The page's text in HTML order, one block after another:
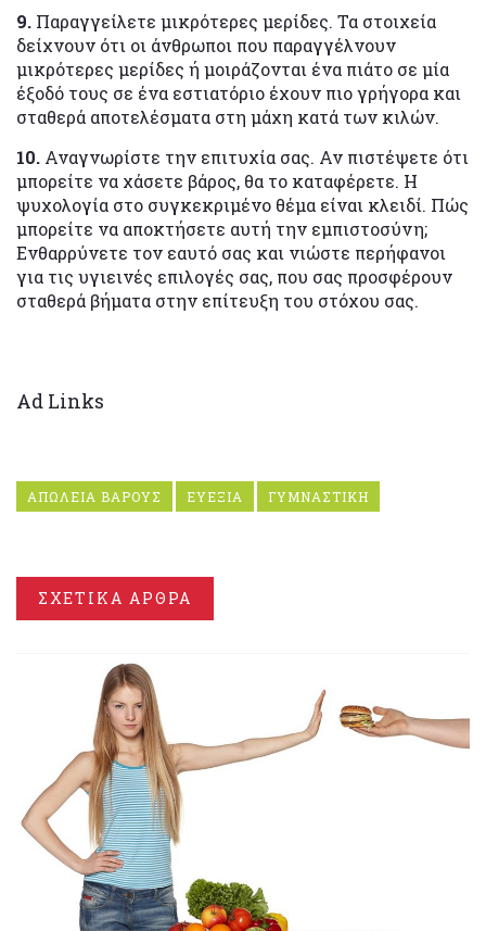
9. Παραγγείλετε μικρότερες μερίδες. Τα στοιχεία
δείχνουν ότι οι άνθρωποι που παραγγέλνουν
μικρότερες μερίδες ή μοιράζονται ένα πιάτο σε μία
έξοδό τους σε ένα εστιατόριο έχουν πιο γρήγορα και
σταθερά αποτελέσματα στη μάχη κατά των κιλών.
10. Αναγνωρίστε την επιτυχία σας. Αν πιστέψετε ότι
μπορείτε να χάσετε βάρος, θα το καταφέρετε. Η
ψυχολογία στο συγκεκριμένο θέμα είναι κλειδί. Πώς
μπορείτε να αποκτήσετε αυτή την εμπιστοσύνη;
Ενθαρρύνετε τον εαυτό σας και νιώστε περήφανοι
για τις υγιεινές επιλογές σας, που σας προσφέρουν
σταθερά βήματα στην επίτευξη του στόχου σας.
Ad Links
ΑΠΩΛΕΙΑ ΒΑΡΟΥΣ ΕΥΕΞΙΑ ΓΥΜΝΑΣΤΙΚΗ
ΣΧΕΤΙΚΑ ΑΡΘΡΑ